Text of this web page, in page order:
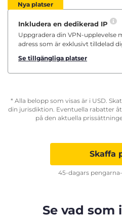
Nya platser
Inkludera en dedikerad IP
Uppgradera din VPN-upplevelse
adress som är exklusivt tilldelad
Se tillgängliga platser
* Alla belopp som visas är i USD.
din jurisdiktion. Eventuella rabatter
på den aktuella
Skaffa
45-dagars
Se vad som